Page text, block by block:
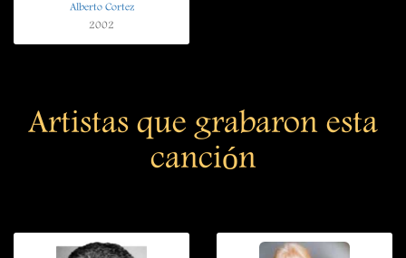
Alberto Cortez
2002
Artistas que grabaron esta
canción